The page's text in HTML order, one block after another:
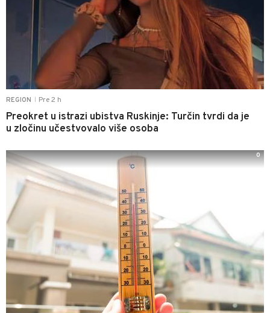
REGION Pre 2 h
Preokret u istrazi ubistva Ruskinje: Turčin tvrdi da je
u zločinu učestvovalo više osoba
0